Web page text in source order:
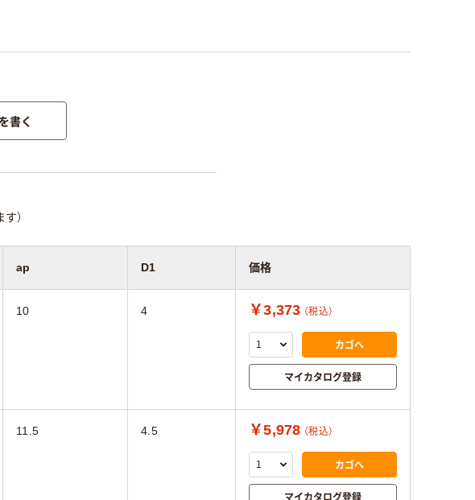
書く
）
ap D1 価格
10 4 ￥3,373 （税込）
カゴへ
マイカタログ登録
11.5 4.5 ￥5,978 （税込）
カゴへ
マイカタログ登録